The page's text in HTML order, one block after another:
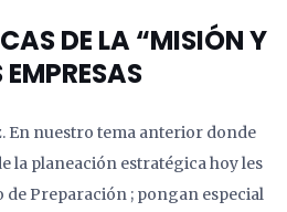
DE LA “MISIÓN Y
En nuestro tema anterior donde
la planeación estratégica hoy les
Preparación ; pongan especial